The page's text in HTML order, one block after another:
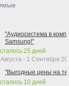
"Аудиосистема в
Samsung!"
25 дней
- 1 Сентября
"Выгодные цены на
10 дней